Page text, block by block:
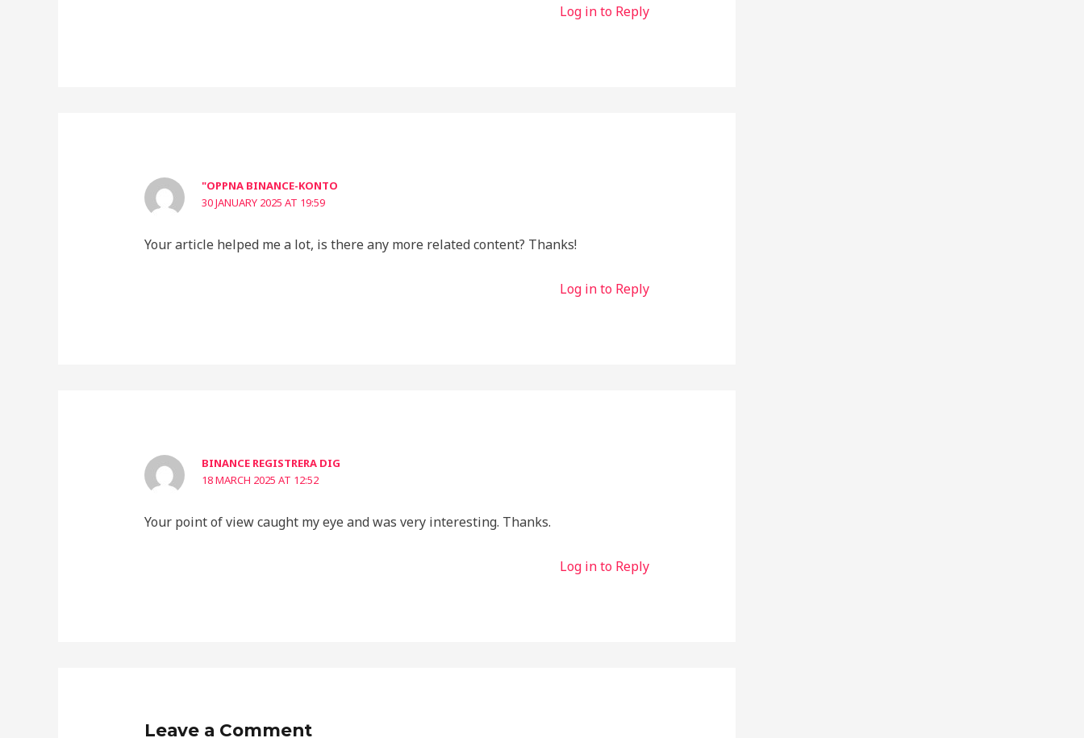
Log in to Reply
"OPPNA BINANCE-KONTO
30 JANUARY 2025 AT 19:59
Your article helped me a lot, is there any more related content? Thanks!
Log in to Reply
BINANCE REGISTRERA DIG
18 MARCH 2025 AT 12:52
Your point of view caught my eye and was very interesting. Thanks.
Log in to Reply
Leave a Comment